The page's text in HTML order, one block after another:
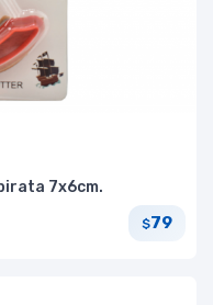
7x6cm.
$79